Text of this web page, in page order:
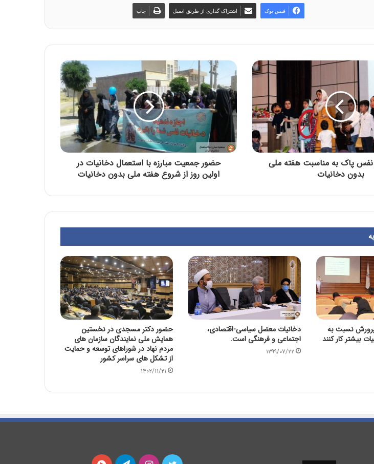
فیس بوک اشتراک گذاری از طریق ایمیل چاپ
نفس پاک به مناسبت هفته ملی
بدون دخانیات
حضور جمعیت مبارزه با استعمال دخانیات در
اولین روز از شروع هفته ملی بدون دخانیات
نسبت به
بیشتر کار کنند
دخانیات معضل سیاسی-اقتصادی،
اجتماعی و فرهنگی است.
۱۳۹۹/۰۷/۲۲
حضور دکتر مسجدی در نخستین
همایش ملی نمایندگان سازمان های
مردم نهاد در شوراهای توسعه و حمایت
از تشکل های سراسر کشور
۱۴۰۲/۱۱/۲۱